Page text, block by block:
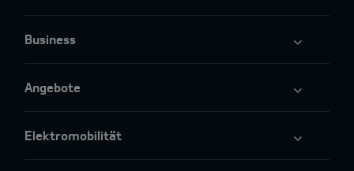
Business
Angebote
Elektromobilität